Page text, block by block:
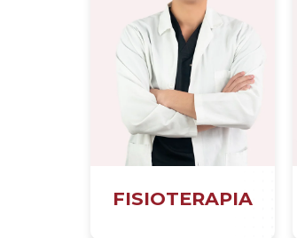
FISIOTERAPIA